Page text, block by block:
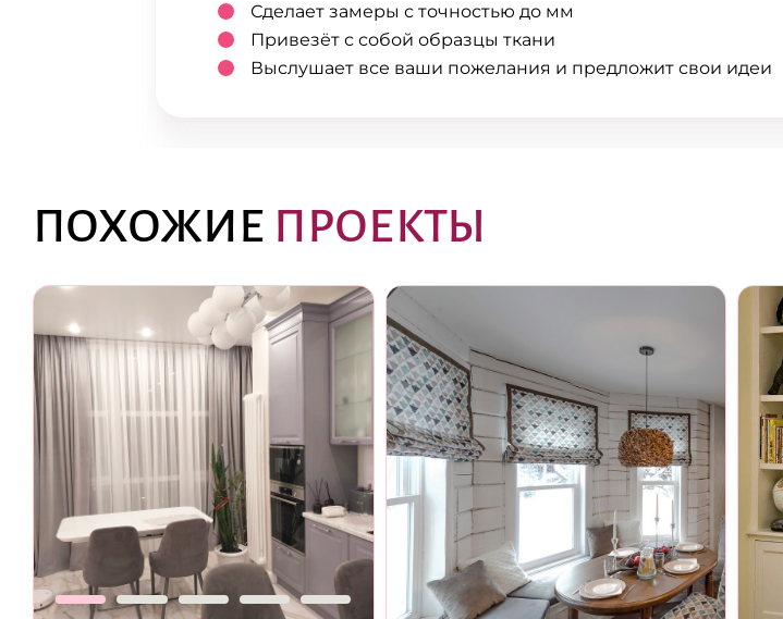
Сделает замеры с точностью до мм
Привезёт с собой образцы ткани
Выслушает все ваши пожелания и предложит свои идеи
ПОХОЖИЕ ПРОЕКТЫ